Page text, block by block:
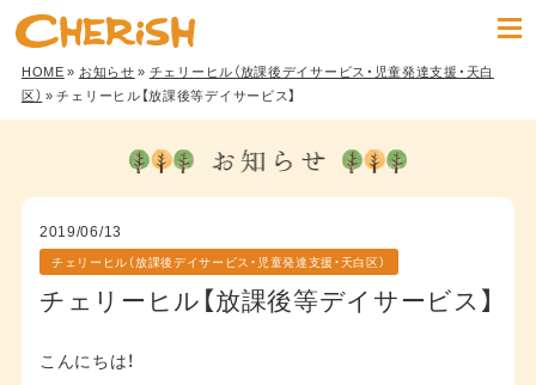
HOME» お知らせ» チェリーヒル（放課後デイサービス・児童発達支援・天白
区） » チェリーヒル【放課後等デイサービス】
2019/06/13
チェリーヒル（放課後デイサービス・児童発達支援・天白区）
チェリーヒル【放課後等デイサービス】
こんにちは！